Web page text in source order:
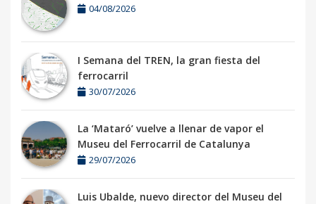
04/08/2026
I Semana del TREN, la gran fiesta del
ferrocarril
30/07/2026
La ‘Mataró’ vuelve a llenar de vapor el
Museu del Ferrocarril de Catalunya
29/07/2026
Luis Ubalde, nuevo director del Museu del